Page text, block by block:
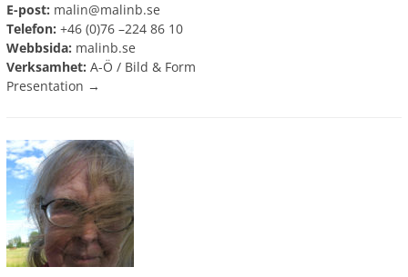
E-post: malin@malinb.se
Telefon: +46 (0)76 –224 86 10
Webbsida: malinb.se
Verksamhet: A-Ö / Bild & Form
Presentation →